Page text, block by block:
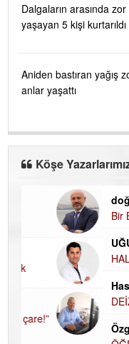
Dalgaların arasında
yaşayan 5 kişi kurtarıldı
Aniden bastıran yağış
anlar yaşattı
Köşe
doğan yıldıztan
Bir Başka Avrupa!
UĞUR DEMİROĞLU
HALKIN
BELİRLENDİ…
Hasan Vehbi Ersoy
DEİZM-TEİZM-